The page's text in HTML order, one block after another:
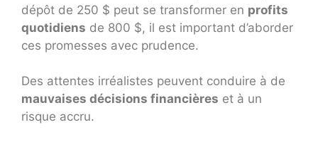
dépôt de 250 $ peut se transformer en profits
quotidiens de 800 $, il est important d’aborder
ces promesses avec prudence.
Des attentes irréalistes peuvent conduire à de
mauvaises décisions financières et à un
risque accru.